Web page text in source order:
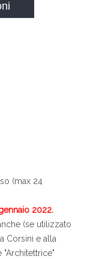
(max 24
2022.
(se utilizzato
Corsini e alla
"Architettrice"